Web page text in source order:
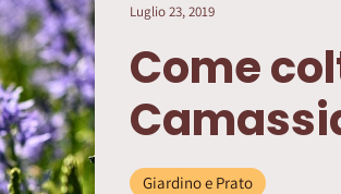
Luglio 23, 2019
Come
Giardino e Prato